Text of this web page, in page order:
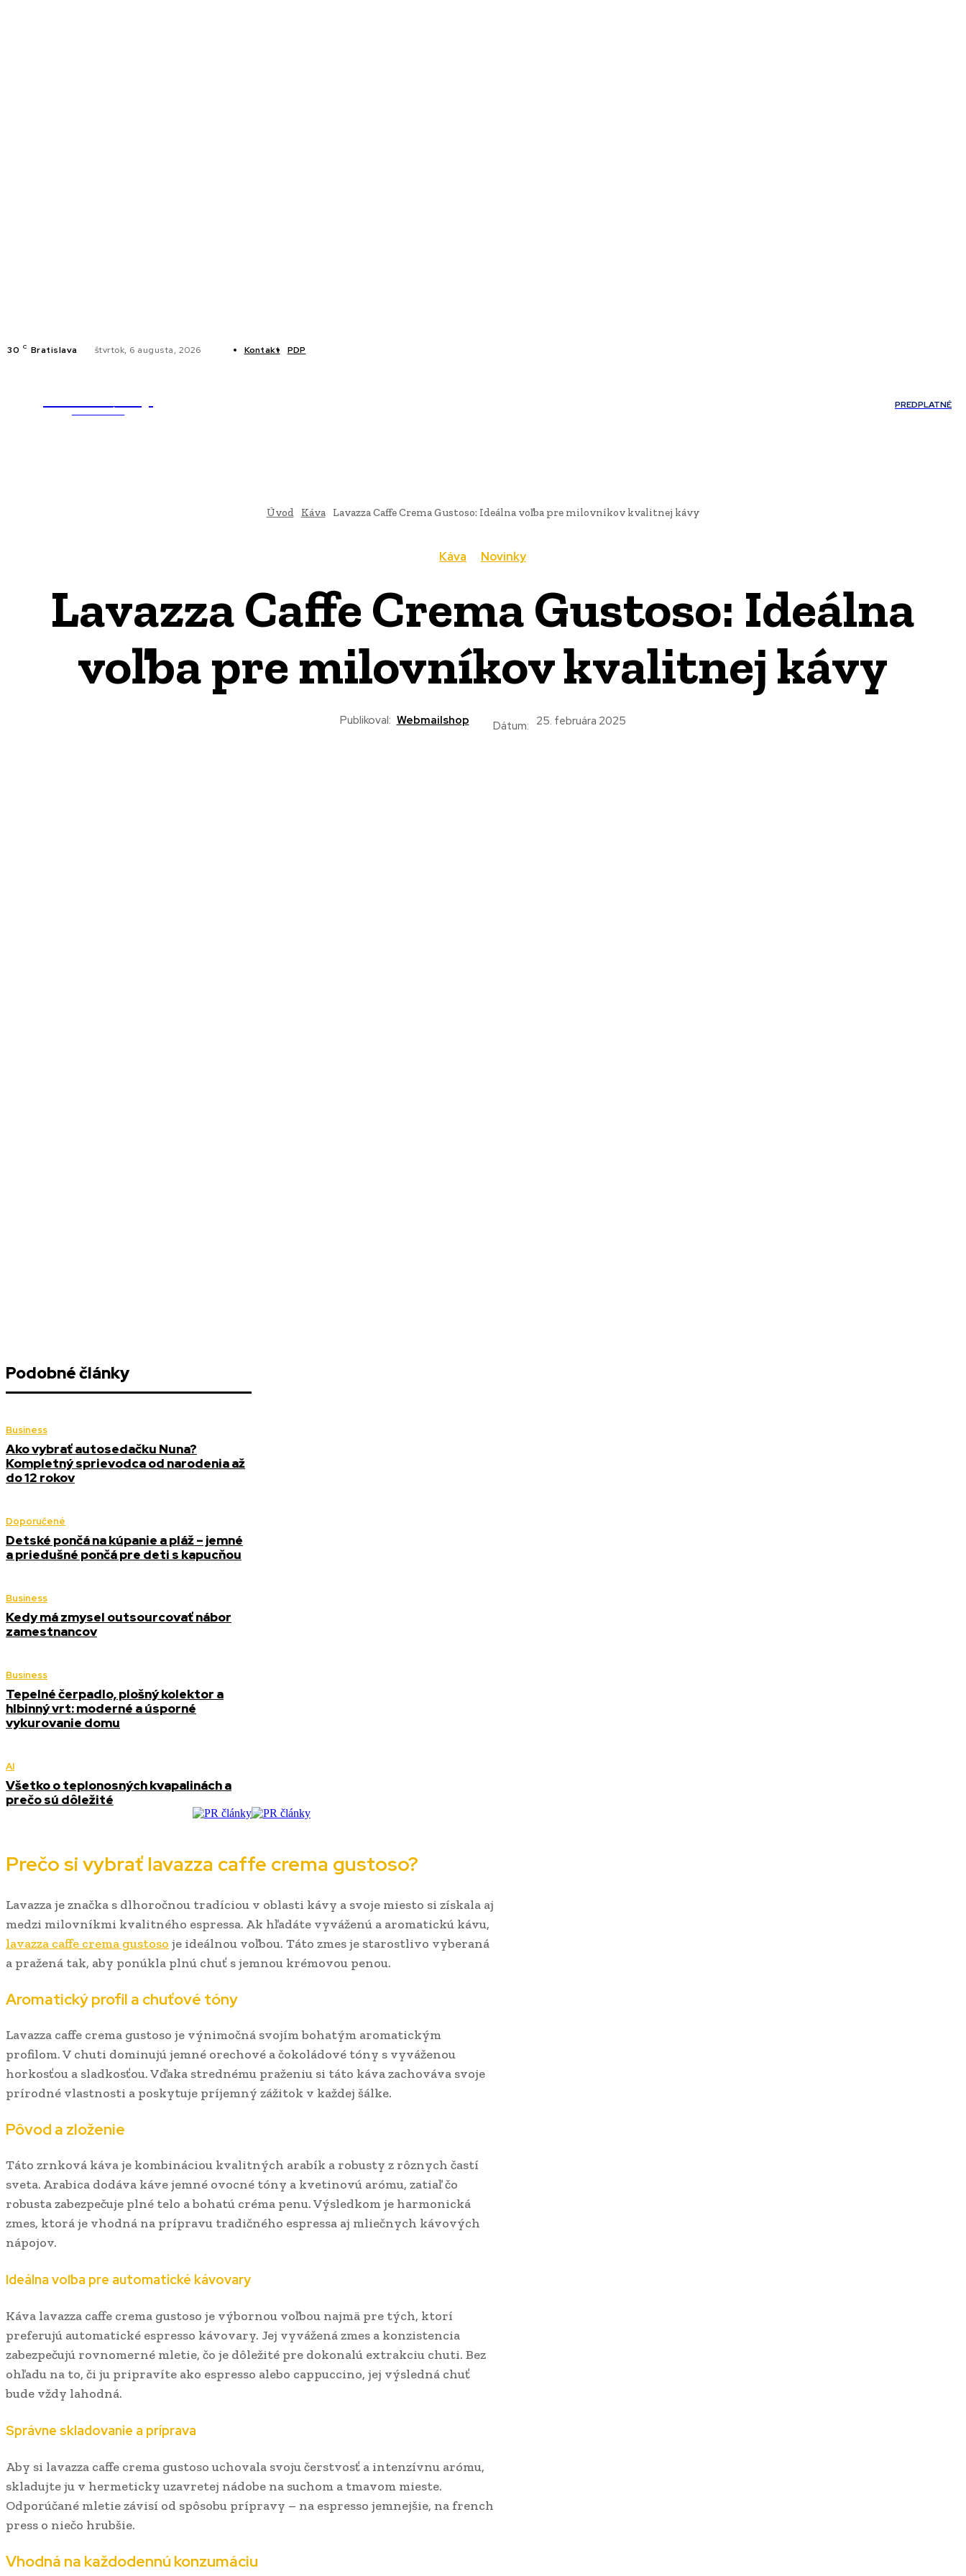
30 C Bratislava štvrtok, 6 augusta, 2026 Kontakt PDP
PREDPLATNÉ
Úvod Káva Lavazza Caffe Crema Gustoso: Ideálna voľba pre milovníkov kvalitnej kávy
Káva Novinky
Lavazza Caffe Crema Gustoso: Ideálna
voľba pre milovníkov kvalitnej kávy
Publikoval: Webmailshop Dátum: 25. februára 2025
Podobné články
Business
Ako vybrať autosedačku Nuna?
Kompletný sprievodca od narodenia až
do 12 rokov
Doporučené
Detské pončá na kúpanie a pláž – jemné
a priedušné pončá pre deti s kapucňou
Business
Kedy má zmysel outsourcovať nábor
zamestnancov
Business
Tepelné čerpadlo, plošný kolektor a
hlbinný vrt: moderné a úsporné
vykurovanie domu
AI
Všetko o teplonosných kvapalinách a
prečo sú dôležité
Prečo si vybrať lavazza caffe crema gustoso?
Lavazza je značka s dlhoročnou tradíciou v oblasti kávy a svoje miesto si získala aj
medzi milovníkmi kvalitného espressa. Ak hľadáte vyváženú a aromatickú kávu,
lavazza caffe crema gustoso je ideálnou voľbou. Táto zmes je starostlivo vyberaná
a pražená tak, aby ponúkla plnú chuť s jemnou krémovou penou.
Aromatický profil a chuťové tóny
Lavazza caffe crema gustoso je výnimočná svojím bohatým aromatickým
profilom. V chuti dominujú jemné orechové a čokoládové tóny s vyváženou
horkosťou a sladkosťou. Vďaka strednému praženiu si táto káva zachováva svoje
prírodné vlastnosti a poskytuje príjemný zážitok v každej šálke.
Pôvod a zloženie
Táto zrnková káva je kombináciou kvalitných arabík a robusty z rôznych častí
sveta. Arabica dodáva káve jemné ovocné tóny a kvetinovú arómu, zatiaľ čo
robusta zabezpečuje plné telo a bohatú créma penu. Výsledkom je harmonická
zmes, ktorá je vhodná na prípravu tradičného espressa aj mliečnych kávových
nápojov.
Ideálna voľba pre automatické kávovary
Káva lavazza caffe crema gustoso je výbornou voľbou najmä pre tých, ktorí
preferujú automatické espresso kávovary. Jej vyvážená zmes a konzistencia
zabezpečujú rovnomerné mletie, čo je dôležité pre dokonalú extrakciu chuti. Bez
ohľadu na to, či ju pripravíte ako espresso alebo cappuccino, jej výsledná chuť
bude vždy lahodná.
Správne skladovanie a príprava
Aby si lavazza caffe crema gustoso uchovala svoju čerstvosť a intenzívnu arómu,
skladujte ju v hermeticky uzavretej nádobe na suchom a tmavom mieste.
Odporúčané mletie závisí od spôsobu prípravy – na espresso jemnejšie, na french
press o niečo hrubšie.
Vhodná na každodennú konzumáciu